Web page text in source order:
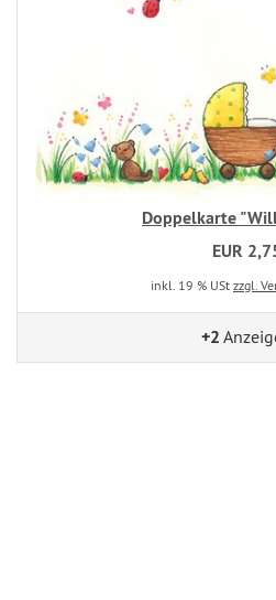
Doppelkarte
EUR
inkl. 19 % USt zzgl.
+2